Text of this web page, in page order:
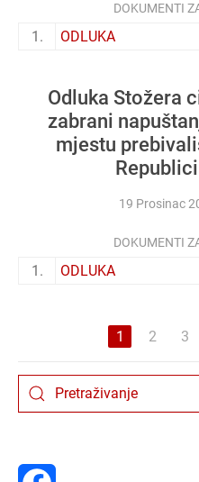
DOKUMENTI
1. ODLUKA
Odluka Stožera
zabrani
mjestu
19 Prosinac
DOKUMENTI
1. ODLUKA
1 2 3